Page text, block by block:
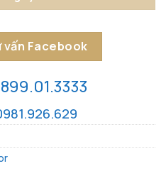
vấn Facebook